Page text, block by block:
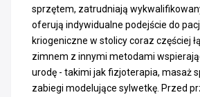
sprzętem, zatrudniają
oferują indywidualne podejście do
kriogeniczne w stolicy coraz częściej
zimnem z innymi metodami
urodę - takimi jak fizjoterapia, masaż
zabiegi modelujące sylwetkę. Przed